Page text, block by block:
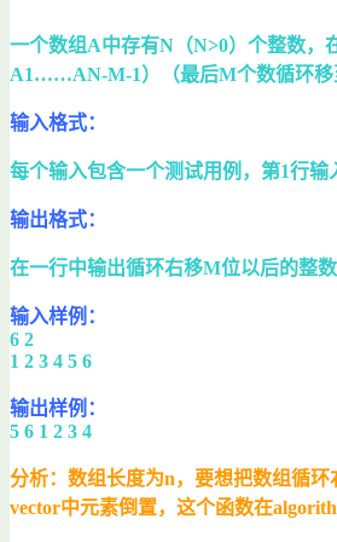
一个数组A中存有N（N>0）个整数
A1……AN-M-1）（最后M个数循环移
输入格式：
每个输入包含一个测试用例，第1行
输出格式：
在一行中输出循环右移M位以后的整
输入样例：
6 2
1 2 3 4 5 6
输出样例：
5 6 1 2 3 4
分析：数组长度为n，要想把数组循
vector中元素倒置，这个函数在